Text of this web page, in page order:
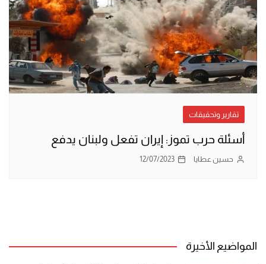
تقارير وتحقيقات
أسئلة حرب تموز: إيران تفعل ولبنان يدفع
حسين عطايا 12/07/2023
المواضيع الأخيرة